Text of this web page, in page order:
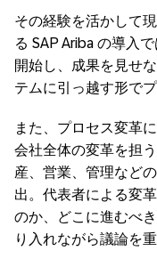
その経験を活かして
る SAP Ariba の導入
開始し、成果を見せ
テムに引っ越す形で
また、プロセス変革
会社全体の変革を担
産、営業、管理など
出。代表者による変
のか、どこに進むべ
り入れながら議論を